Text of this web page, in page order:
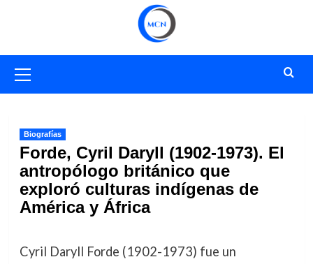
primario
Biografías
Forde, Cyril Daryll (1902-1973). El
antropólogo británico que
exploró culturas indígenas de
América y África
Cyril Daryll Forde (1902-1973) fue un